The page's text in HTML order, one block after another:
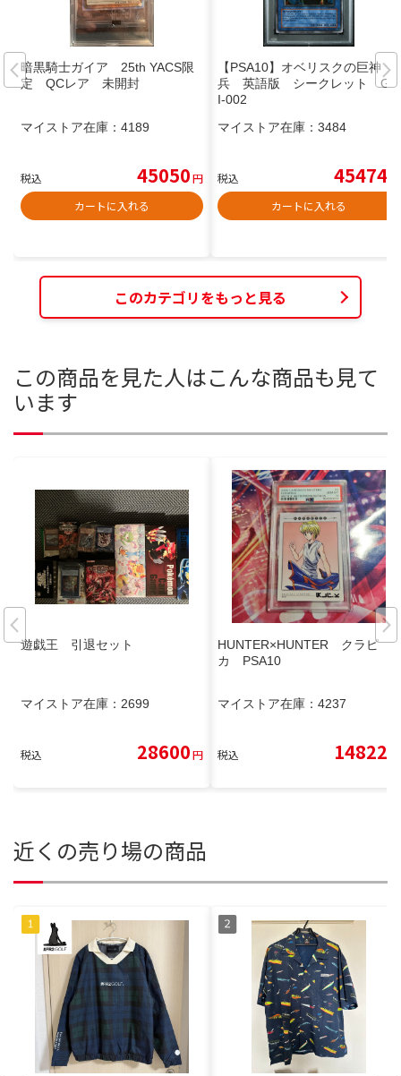
暗黒騎士ガイア 25th YACS限
定 QCレア 未開封
マイストア在庫： 4189
税込 45050円
カートに入れる
【PSA10】オベリスクの巨神
兵 英語版 シークレット GB
I-002
マイストア在庫： 3484
税込 45474
カートに入れる
このカテゴリをもっと見る
この商品を見た人はこんな商品も見て
います
遊戯王 引退セット
マイストア在庫： 2699
税込 28600円
HUNTER×HUNTER クラピ
カ PSA10
マイストア在庫： 4237
税込 14822
近くの売り場の商品